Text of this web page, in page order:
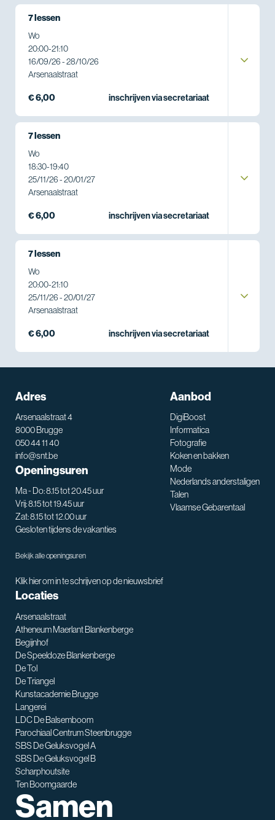
7 lessen
Wo
20:00-21:10
16/09/26 - 28/10/26
Arsenaalstraat
€ 6,00 inschrijven via secretariaat
7 lessen
Wo
18:30-19:40
25/11/26 - 20/01/27
Arsenaalstraat
€ 6,00 inschrijven via secretariaat
7 lessen
Wo
20:00-21:10
25/11/26 - 20/01/27
Arsenaalstraat
€ 6,00 inschrijven via secretariaat
Adres
Arsenaalstraat 4
8000 Brugge
050 44 11 40
info@snt.be
Openingsuren
Ma - Do: 8.15 tot 20.45 uur
Vrij: 8.15 tot 19.45 uur
Zat: 8.15 tot 12.00 uur
Gesloten tijdens de vakanties
Bekijk alle openingsuren
Klik hier om in te schrijven op de nieuwsbrief
Aanbod
DigiBoost
Informatica
Fotografie
Koken en bakken
Mode
Nederlands anderstaligen
Talen
Vlaamse Gebarentaal
Locaties
Arsenaalstraat
Atheneum Maerlant Blankenberge
Begijnhof
De Speeldoze Blankenberge
De Tol
De Triangel
Kunstacademie Brugge
Langerei
LDC De Balsemboom
Parochiaal Centrum Steenbrugge
SBS De Geluksvogel A
SBS De Geluksvogel B
Scharphoutsite
Ten Boomgaarde
Samen
SNT assistent
Waarmee kan ik je helpen?